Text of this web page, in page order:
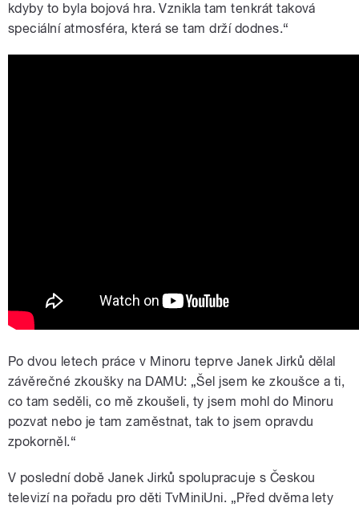
kdyby to byla bojová hra. Vznikla tam tenkrát taková
speciální atmosféra, která se tam drží dodnes.“
Po dvou letech práce v Minoru teprve Janek Jirků dělal
závěrečné zkoušky na DAMU: „Šel jsem ke zkoušce a ti,
co tam seděli, co mě zkoušeli, ty jsem mohl do Minoru
pozvat nebo je tam zaměstnat, tak to jsem opravdu
zpokorněl.“
V poslední době Janek Jirků spolupracuje s Českou
televizí na pořadu pro děti TvMiniUni. „Před dvěma lety